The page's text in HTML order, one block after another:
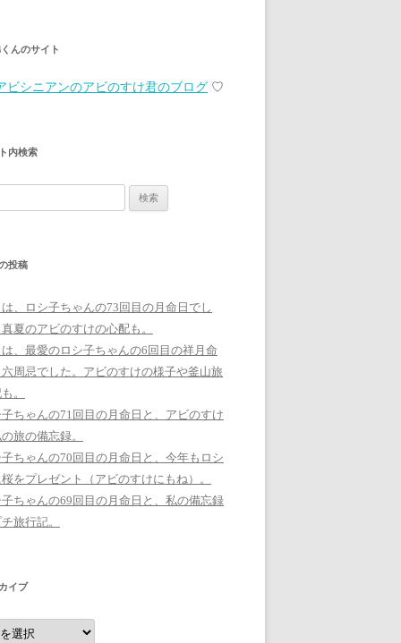
んのサイト
ビシニアンのアビのすけ君のブログ ♡
内検索
投稿
、ロシ子ちゃんの73回目の月命日でし
夏のアビのすけの心配も。
、最愛のロシ子ちゃんの6回目の祥月命
周忌でした。アビのすけの様子や釜山旅
。
ちゃんの71回目の月命日と、アビのすけ
旅の備忘録。
ちゃんの70回目の月命日と、今年もロシ
をプレゼント（アビのすけにもね）。
ちゃんの69回目の月命日と、私の備忘録
旅行記。
イブ